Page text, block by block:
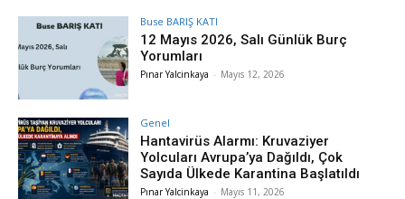
Buse BARIŞ KATI
12 Mayıs 2026, Salı Günlük Burç
Yorumları
Pınar Yalcinkaya - Mayıs 12, 2026
Genel
Hantavirüs Alarmı: Kruvaziyer
Yolcuları Avrupa’ya Dağıldı, Çok
Sayıda Ülkede Karantina Başlatıldı
Pınar Yalcinkaya - Mayıs 11, 2026